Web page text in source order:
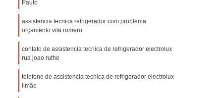
Tecnica Geladeira Electrolux
Electrolux Assistencia Tecnica Geladeira
Geladeira Assistencia Tecnica
Assistencia Tecnica Electrolux Refrigerador
Paulo
assistencia tecnica refrigerador com problema
orçamento vila romero
contato de assistencia tecnica de refrigerador electrolux
rua joao ruthe
telefone de assistencia tecnica de refrigerador electrolux
limão